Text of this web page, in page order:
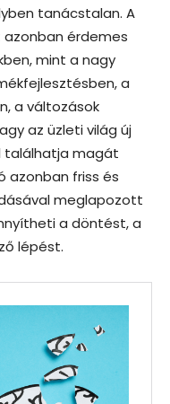
tanácstalan. A
érdemes
mint a nagy
a
a változások
az üzleti világ új
találhatja magát
azonban friss és
meglapozott
a döntést, a
lépést.